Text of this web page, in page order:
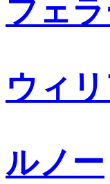
フェラ
ウィ
ルノー